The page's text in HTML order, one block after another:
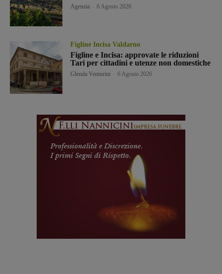
Agenzia 6 Agosto 2026
Figline Incisa Valdarno
Figline e Incisa: approvate le riduzioni
Tari per cittadini e utenze non domestiche
Glenda Venturini 6 Agosto 2026